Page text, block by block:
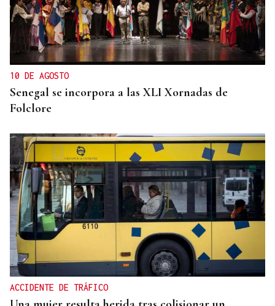
10 DE AGOSTO
Senegal se incorpora a las XLI Xornadas de
Folclore
ACCIDENTE DE TRÁFICO